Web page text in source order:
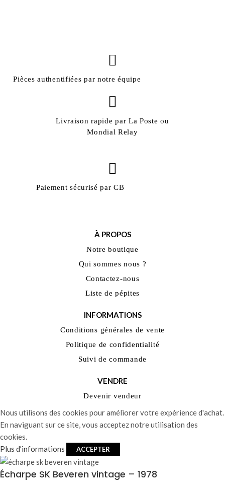
Pièces authentifiées par notre équipe
Livraison rapide par La Poste ou
Mondial Relay
Paiement sécurisé par CB
À PROPOS
Notre boutique
Qui sommes nous ?
Contactez-nous
Liste de pépites
INFORMATIONS
Conditions générales de vente
Politique de confidentialité
Suivi de commande
VENDRE
Devenir vendeur
Nous utilisons des cookies pour améliorer votre expérience d'achat.
En naviguant sur ce site, vous acceptez notre utilisation des
cookies.
Plus d’informations
ACCEPTER
Écharpe SK Beveren vintage – 1978